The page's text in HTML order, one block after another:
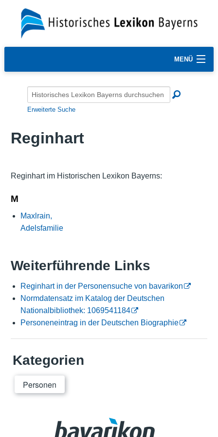
MENÜ
Erweiterte Suche
Reginhart
Reginhart im Historischen Lexikon Bayerns:
M
Maxlrain,
Adelsfamilie
Weiterführende Links
Reginhart in der Personensuche von bavarikon
Normdatensatz im Katalog der Deutschen
Nationalbibliothek: 1069541184
Personeneintrag in der Deutschen Biographie
Kategorien
Personen